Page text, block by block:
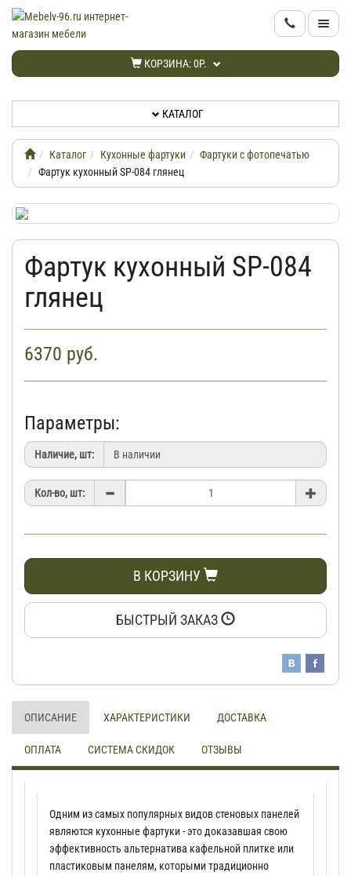
КОРЗИНА:0Р.
КАТАЛОГ
НОВИНКИ
ИНФОРМАЦИЯ
ДОСТАВКА
КАБИНЕТ
КОНТАКТЫ
КАТАЛОГ
Каталог Кухонные фартуки
Фартуки с фотопечатью
Фартук кухонный SP-084 глянец
Фартук кухонный SP-084
глянец
6370 руб.
Параметры:
Наличие, шт:
Кол-во, шт:
В КОРЗИНУ
БЫСТРЫЙ ЗАКАЗ
ОПИСАНИЕ ХАРАКТЕРИСТИКИ ДОСТАВКА
ОПЛАТА СИСТЕМА СКИДОК ОТЗЫВЫ
Одним из самых популярных видов стеновых панелей
являются кухонные фартуки - это доказавшая свою
эффективность альтернатива кафельной плитке или
пластиковым панелям, которыми традиционно